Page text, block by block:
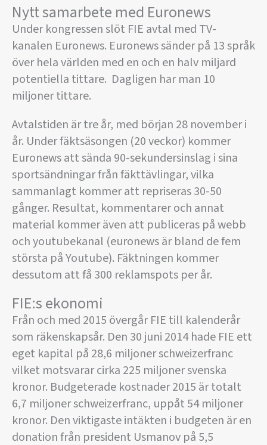
Nytt samarbete med Euronews
Under kongressen slöt FIE avtal med TV-
kanalen Euronews. Euronews sänder på 13 språk
över hela världen med en och en halv miljard
potentiella tittare. Dagligen har man 10
miljoner tittare.
Avtalstiden är tre år, med början 28 november i
år. Under fäktsäsongen (20 veckor) kommer
Euronews att sända 90-sekundersinslag i sina
sportsändningar från fäkttävlingar, vilka
sammanlagt kommer att repriseras 30-50
gånger. Resultat, kommentarer och annat
material kommer även att publiceras på webb
och youtubekanal (euronews är bland de fem
största på Youtube). Fäktningen kommer
dessutom att få 300 reklamspots per år.
FIE:s ekonomi
Från och med 2015 övergår FIE till kalenderår
som räkenskapsår. Den 30 juni 2014 hade FIE ett
eget kapital på 28,6 miljoner schweizerfranc
vilket motsvarar cirka 225 miljoner svenska
kronor. Budgeterade kostnader 2015 är totalt
6,7 miljoner schweizerfranc, uppåt 54 miljoner
kronor. Den viktigaste intäkten i budgeten är en
donation från president Usmanov på 5,5